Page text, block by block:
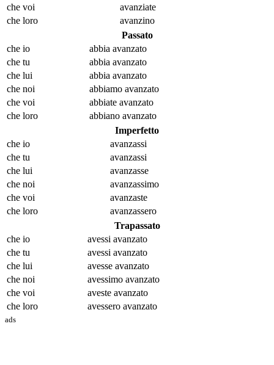
che voi
avanziate
che loro
avanzino
Passato
che io
abbia avanzato
che tu
abbia avanzato
che lui
abbia avanzato
che noi
abbiamo avanzato
che voi
abbiate avanzato
che loro
abbiano avanzato
Imperfetto
che io
avanzassi
che tu
avanzassi
che lui
avanzasse
che noi
avanzassimo
che voi
avanzaste
che loro
avanzassero
Trapassato
che io
avessi avanzato
che tu
avessi avanzato
che lui
avesse avanzato
che noi
avessimo avanzato
che voi
aveste avanzato
che loro
avessero avanzato
ads